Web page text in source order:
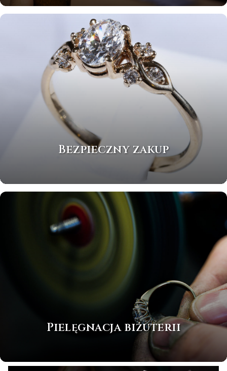
Bezpieczny zakup
Pielęgnacja biżuterii